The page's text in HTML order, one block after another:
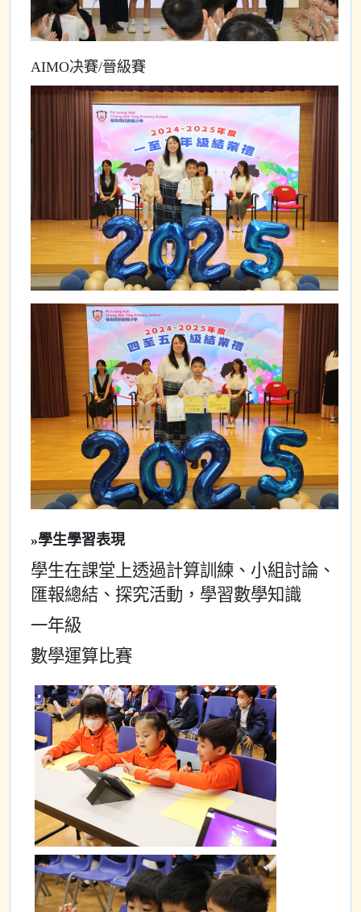
AIMO决賽/晉級賽
»學生學習表現
學生在課堂上透過計算訓練、小組討論、
匯報總結、探究活動，學習數學知識
一年級
數學運算比賽